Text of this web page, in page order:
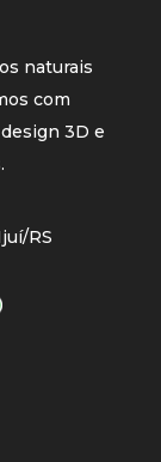
naturais
com
3D e
RS